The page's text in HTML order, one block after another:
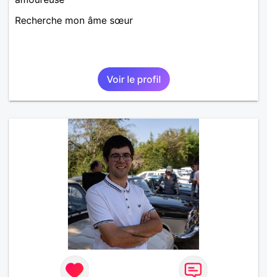
Recherche mon âme sœur
Voir le profil